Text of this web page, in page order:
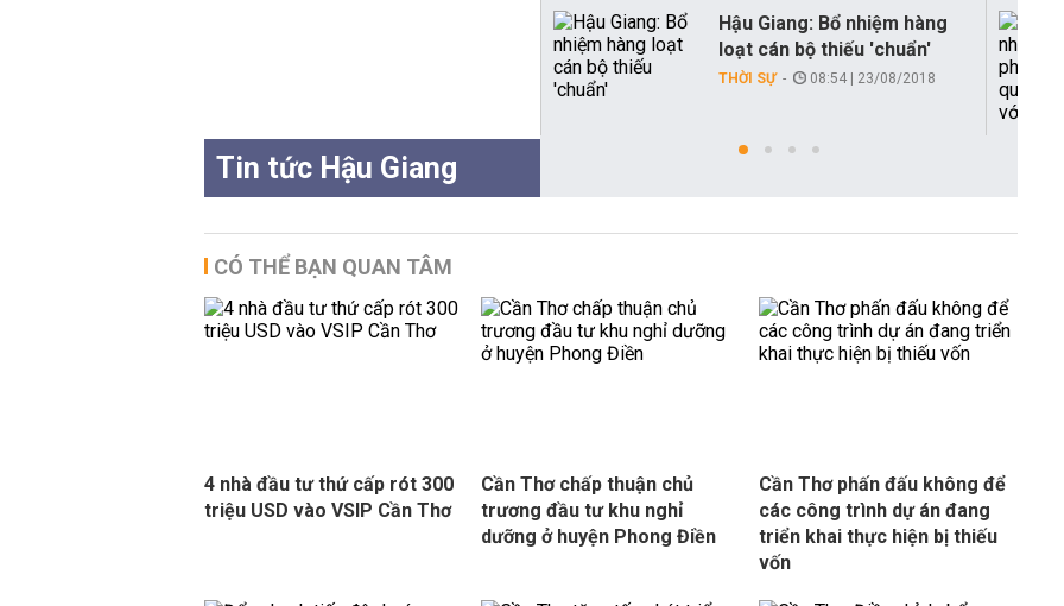
Tin tức Hậu Giang
Hậu Giang: Bổ nhiệm hàng
loạt cán bộ thiếu 'chuẩn'
THỜI SỰ 08:54 | 23/08/2018
CÓ THỂ BẠN QUAN TÂM
4 nhà đầu tư thứ cấp rót 300
triệu USD vào VSIP Cần Thơ
Cần Thơ chấp thuận chủ
trương đầu tư khu nghỉ
dưỡng ở huyện Phong Điền
Cần Thơ phấn đấu không để
các công trình dự án đang
triển khai thực hiện bị thiếu
vốn